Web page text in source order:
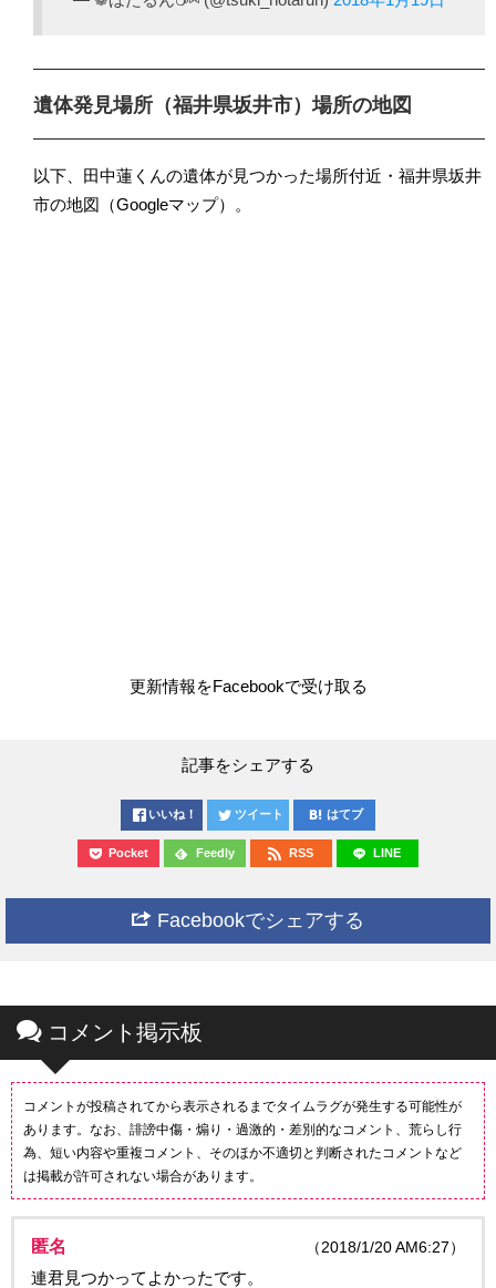
遺体発見場所（福井県坂井市）場所の地図
以下、田中蓮くんの遺体が見つかった場所付近・福井県坂井
市の地図（Googleマップ）。
更新情報をFacebookで受け取る
記事をシェアする
いいね！ ツイート はてブ
Pocket Feedly RSS LINE
Facebookでシェアする
コメント掲示板
コメントが投稿されてから表示されるまでタイムラグが発生する可能性が
あります。なお、誹謗中傷・煽り・過激的・差別的なコメント、荒らし行
為、短い内容や重複コメント、そのほか不適切と判断されたコメントなど
は掲載が許可されない場合があります。
匿名 （2018/1/20 AM6:27）
連君見つかってよかったです。